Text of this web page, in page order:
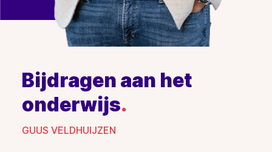
Bijdragen aan het
onderwijs.
GUUS VELDHUIJZEN